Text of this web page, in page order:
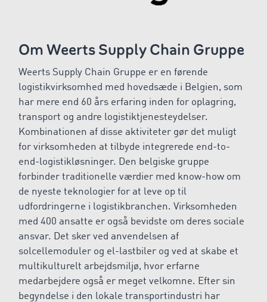
Om Weerts Supply Chain Gruppe
Weerts Supply Chain Gruppe er en førende
logistikvirksomhed med hovedsæde i Belgien, som
har mere end 60 års erfaring inden for oplagring,
transport og andre logistiktjenesteydelser.
Kombinationen af disse aktiviteter gør det muligt
for virksomheden at tilbyde integrerede end-to-
end-logistikløsninger. Den belgiske gruppe
forbinder traditionelle værdier med know-how om
de nyeste teknologier for at leve op til
udfordringerne i logistikbranchen. Virksomheden
med 400 ansatte er også bevidste om deres sociale
ansvar. Det sker ved anvendelsen af
solcellemoduler og el-lastbiler og ved at skabe et
multikulturelt arbejdsmiljø, hvor erfarne
medarbejdere også er meget velkomne. Efter sin
begyndelse i den lokale transportindustri har